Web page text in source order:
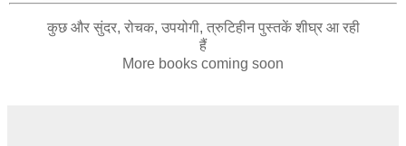
कुछ और सुंदर, रोचक, उपयोगी, त्रुटिहीन पुस्तकें शीघ्र आ रही
हैं
More books coming soon